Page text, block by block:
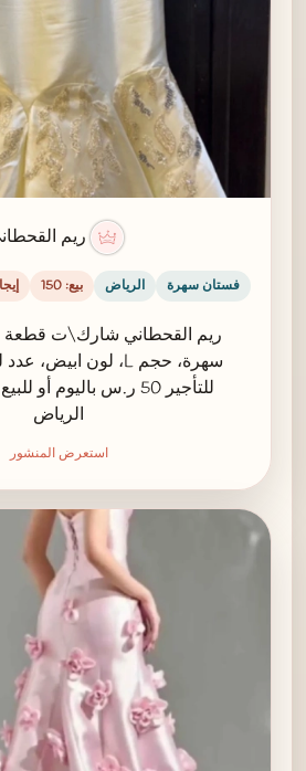
ريم
فستان سهرة الرياض بيع: 150
ريم القحطاني شارك\ت قطعة
الرياض
استعرض المنشور